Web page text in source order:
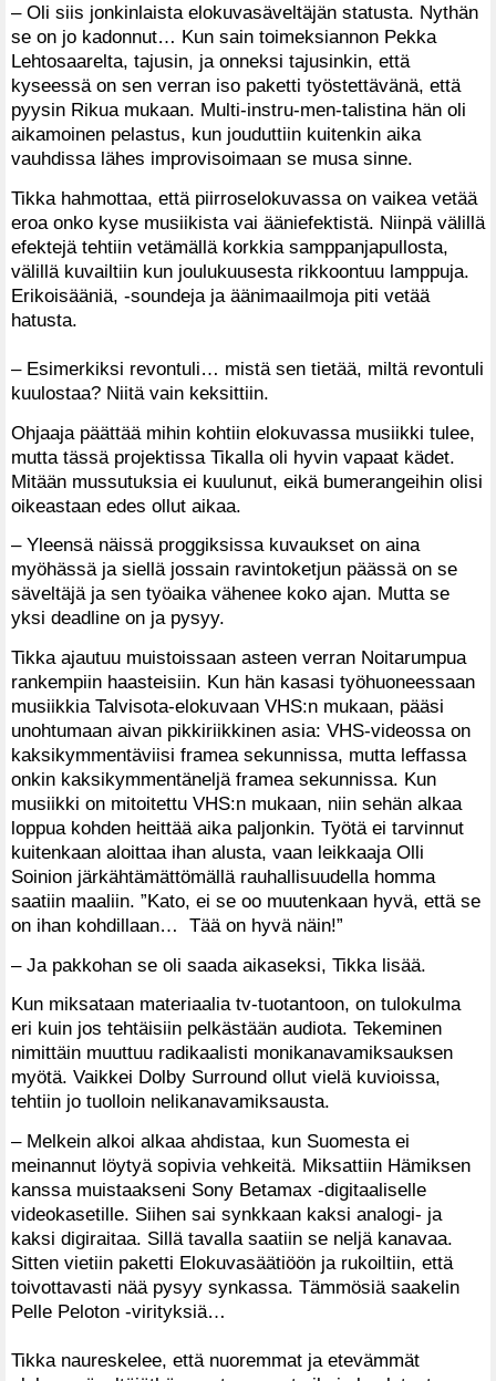
– Oli siis jonkinlaista elokuvasäveltäjän statusta. Nythän
se on jo kadonnut… Kun sain toimeksiannon Pekka
Lehtosaarelta, tajusin, ja onneksi tajusinkin, että
kyseessä on sen verran iso paketti työstettävänä, että
pyysin Rikua mukaan. Multi-instru-men-talistina hän oli
aikamoinen pelastus, kun jouduttiin kuitenkin aika
vauhdissa lähes improvisoimaan se musa sinne.
Tikka hahmottaa, että piirroselokuvassa on vaikea vetää
eroa onko kyse musiikista vai ääniefektistä. Niinpä välillä
efektejä tehtiin vetämällä korkkia samppanjapullosta,
välillä kuvailtiin kun joulukuusesta rikkoontuu lamppuja.
Erikoisääniä, -soundeja ja äänimaailmoja piti vetää
hatusta.
– Esimerkiksi revontuli… mistä sen tietää, miltä revontuli
kuulostaa? Niitä vain keksittiin.
Ohjaaja päättää mihin kohtiin elokuvassa musiikki tulee,
mutta tässä projektissa Tikalla oli hyvin vapaat kädet.
Mitään mussutuksia ei kuulunut, eikä bumerangeihin olisi
oikeastaan edes ollut aikaa.
– Yleensä näissä proggiksissa kuvaukset on aina
myöhässä ja siellä jossain ravintoketjun päässä on se
säveltäjä ja sen työaika vähenee koko ajan. Mutta se
yksi deadline on ja pysyy.
Tikka ajautuu muistoissaan asteen verran Noitarumpua
rankempiin haasteisiin. Kun hän kasasi työhuoneessaan
musiikkia Talvisota-elokuvaan VHS:n mukaan, pääsi
unohtumaan aivan pikkiriikkinen asia: VHS-videossa on
kaksikymmentäviisi framea sekunnissa, mutta leffassa
onkin kaksikymmentäneljä framea sekunnissa. Kun
musiikki on mitoitettu VHS:n mukaan, niin sehän alkaa
loppua kohden heittää aika paljonkin. Työtä ei tarvinnut
kuitenkaan aloittaa ihan alusta, vaan leikkaaja Olli
Soinion järkähtämättömällä rauhallisuudella homma
saatiin maaliin. ”Kato, ei se oo muutenkaan hyvä, että se
on ihan kohdillaan… Tää on hyvä näin!”
– Ja pakkohan se oli saada aikaseksi, Tikka lisää.
Kun miksataan materiaalia tv-tuotantoon, on tulokulma
eri kuin jos tehtäisiin pelkästään audiota. Tekeminen
nimittäin muuttuu radikaalisti monikanavamiksauksen
myötä. Vaikkei Dolby Surround ollut vielä kuvioissa,
tehtiin jo tuolloin nelikanavamiksausta.
– Melkein alkoi alkaa ahdistaa, kun Suomesta ei
meinannut löytyä sopivia vehkeitä. Miksattiin Hämiksen
kanssa muistaakseni Sony Betamax -digitaaliselle
videokasetille. Siihen sai synkkaan kaksi analogi- ja
kaksi digiraitaa. Sillä tavalla saatiin se neljä kanavaa.
Sitten vietiin paketti Elokuvasäätiöön ja rukoiltiin, että
toivottavasti nää pysyy synkassa. Tämmösiä saakelin
Pelle Peloton -virityksiä…
Tikka naureskelee, että nuoremmat ja etevämmät